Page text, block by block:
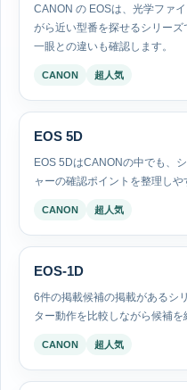
CANON の EOSは、光学ファ
がら近い型番を探せるシリー
一眼との違いも確認します。
CANON 超人気
EOS 5D
EOS 5DはCANONの中でも、
ャーの確認ポイントを整理しや
CANON 超人気
EOS-1D
6件の掲載候補の掲載があるシ
ター動作を比較しながら候補を
CANON 超人気